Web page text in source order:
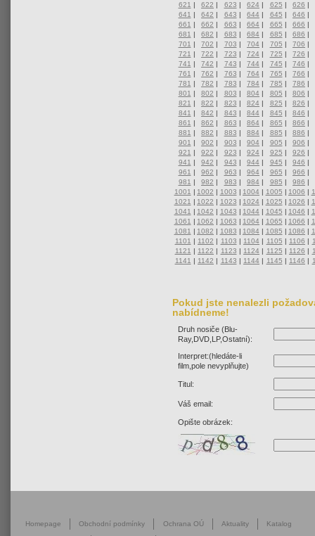
621 | 622 | 623 | 624 | 625 | 626 |
641 | 642 | 643 | 644 | 645 | 646 |
661 | 662 | 663 | 664 | 665 | 666 |
681 | 682 | 683 | 684 | 685 | 686 |
701 | 702 | 703 | 704 | 705 | 706 |
721 | 722 | 723 | 724 | 725 | 726 |
741 | 742 | 743 | 744 | 745 | 746 |
761 | 762 | 763 | 764 | 765 | 766 |
781 | 782 | 783 | 784 | 785 | 786 |
801 | 802 | 803 | 804 | 805 | 806 |
821 | 822 | 823 | 824 | 825 | 826 |
841 | 842 | 843 | 844 | 845 | 846 |
861 | 862 | 863 | 864 | 865 | 866 |
881 | 882 | 883 | 884 | 885 | 886 |
901 | 902 | 903 | 904 | 905 | 906 |
921 | 922 | 923 | 924 | 925 | 926 |
941 | 942 | 943 | 944 | 945 | 946 |
961 | 962 | 963 | 964 | 965 | 966 |
981 | 982 | 983 | 984 | 985 | 986 |
1001 | 1002 | 1003 | 1004 | 1005 | 1006 |
1021 | 1022 | 1023 | 1024 | 1025 | 1026 |
1041 | 1042 | 1043 | 1044 | 1045 | 1046 |
1061 | 1062 | 1063 | 1064 | 1065 | 1066 |
1081 | 1082 | 1083 | 1084 | 1085 | 1086 |
1101 | 1102 | 1103 | 1104 | 1105 | 1106 |
1121 | 1122 | 1123 | 1124 | 1125 | 1126 |
1141 | 1142 | 1143 | 1144 | 1145 | 1146 |
Pokud jste nenalezli
nabídneme!
Druh nosiče (Blu-
Ray,DVD,LP,Ostatní):
Interpret:(hledáte-li
film,pole nevyplňujte)
Titul:
Váš email:
Opište obrázek:
Homepage Obchodní podmínky Ochrana OÚ Aktuality Katalog